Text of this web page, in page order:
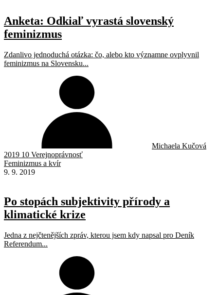
Anketa: Odkiaľ vyrastá slovenský
feminizmus
Zdanlivo jednoduchá otázka: čo, alebo kto významne ovplyvnil
feminizmus na Slovensku...
Michaela Kučová
2019 10 Verejnoprávnosť
Feminizmus a kvír
9. 9. 2019
Po stopách subjektivity přírody a
klimatické krize
Jedna z nejčtenějších zpráv, kterou jsem kdy napsal pro Deník
Referendum...